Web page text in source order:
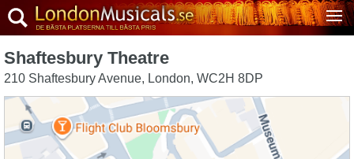
Shaftesbury Theatre
210 Shaftesbury Avenue, London, WC2H 8DP